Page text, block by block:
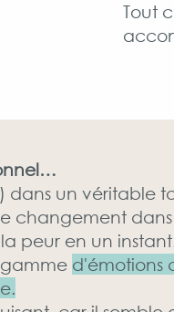
Tout
dans un véritable
changement
peur en un
gamme d'émotions